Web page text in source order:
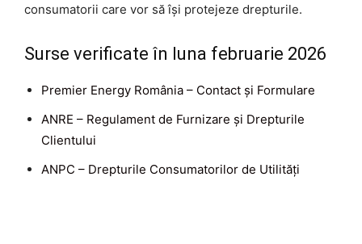
consumatorii care vor să își protejeze drepturile.
Surse verificate în luna februarie 2026
Premier Energy România – Contact și Formulare
ANRE – Regulament de Furnizare și Drepturile
Clientului
ANPC – Drepturile Consumatorilor de Utilități